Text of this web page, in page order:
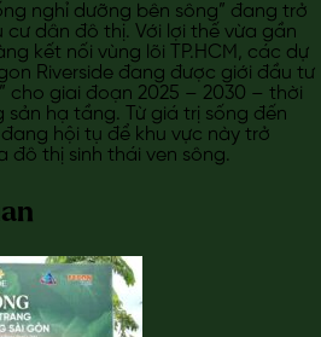
nghỉ dưỡng bên sông” đang trở
dân đô thị. Với lợi thế vừa gần
kết nối vùng lõi TP.HCM, các dự
Riverside đang được giới đầu tư
cho giai đoạn 2025 – 2030 – thời
hạ tầng. Từ giá trị sống đến
hội tụ để khu vực này trở
đô thị sinh thái ven sông.